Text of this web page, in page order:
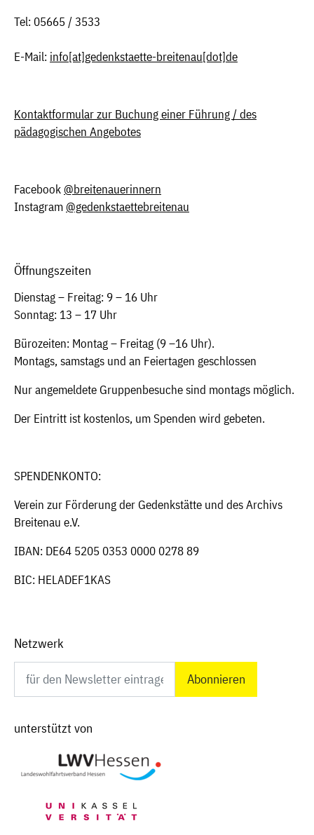
Tel: 05665 / 3533
E-Mail: info[at]gedenkstaette-breitenau[dot]de
Kontaktformular zur Buchung einer Führung / des
pädagogischen Angebotes
Facebook @breitenauerinnern
Instagram @gedenkstaettebreitenau
Öffnungszeiten
Dienstag – Freitag: 9 – 16 Uhr
Sonntag: 13 – 17 Uhr
Bürozeiten: Montag – Freitag (9 –16 Uhr).
Montags, samstags und an Feiertagen geschlossen
Nur angemeldete Gruppenbesuche sind montags möglich.
Der Eintritt ist kostenlos, um Spenden wird gebeten.
SPENDENKONTO:
Verein zur Förderung der Gedenkstätte und des Archivs
Breitenau e.V.
IBAN: DE64 5205 0353 0000 0278 89
BIC: HELADEF1KAS
Netzwerk
Newsletter abonnieren
unterstützt von